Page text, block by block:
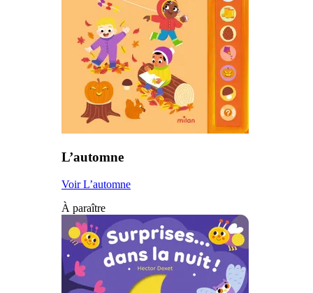
L’automne
Voir L’automne
À paraître